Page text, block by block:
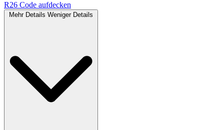
R26 Code aufdecken
Mehr Details Weniger Details